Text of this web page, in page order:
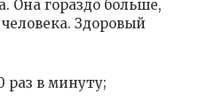
Она гораздо больше,
Здоровый
раз в минуту;